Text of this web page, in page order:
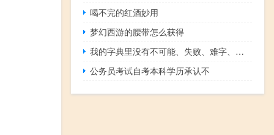
喝不完的红酒妙用
梦幻西游的腰带怎么获得
我的字典里没有不可能、失败、难字、认输、后悔什么梗？我的字典里没有不可能、失败、难字、认输、后悔是什么意思什么梗
公务员考试自考本科学历承认不